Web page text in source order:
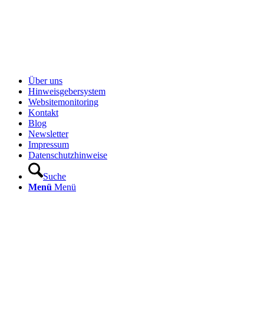
Über uns
Hinweisgebersystem
Websitemonitoring
Kontakt
Blog
Newsletter
Impressum
Datenschutzhinweise
Suche
Menü Menü